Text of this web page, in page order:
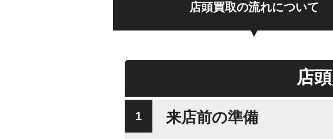
店頭買取の流れについて
店
来店前の準備